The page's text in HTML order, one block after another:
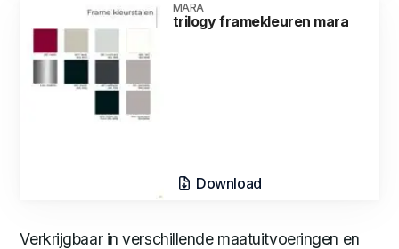
MARA
trilogy framekleuren mara
Download
Verkrijgbaar in verschillende maatuitvoeringen en